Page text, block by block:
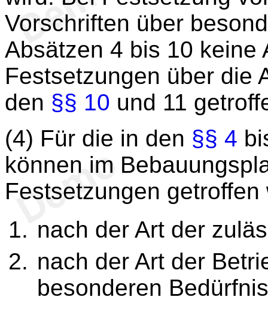
Vorschriften über
Absätzen 4 bis 10 keine
Festsetzungen über die
den §§ 10 und 11
(4) Für die in den §§ 4
können im
Festsetzungen
nach der Art der
nach der Art der
besonderen